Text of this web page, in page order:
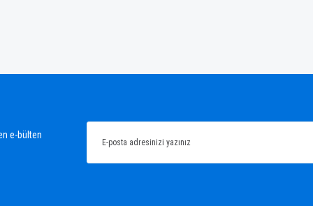
Bu ürüne ilk yorumu siz yapın!
e-bülten